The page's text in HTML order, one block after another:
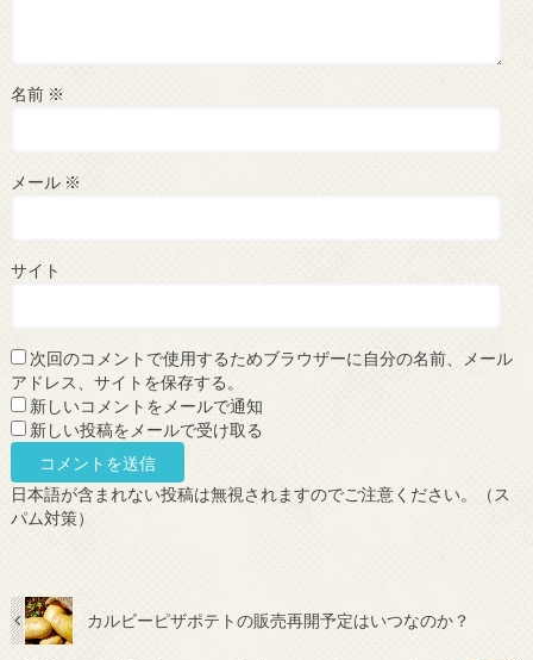
名前 ※
メール ※
サイト
次回のコメントで使用するためブラウザーに自分の名前、メール
アドレス、サイトを保存する。
新しいコメントをメールで通知
新しい投稿をメールで受け取る
日本語が含まれない投稿は無視されますのでご注意ください。（ス
パム対策）
カルビーピザポテトの販売再開予定はいつなのか？